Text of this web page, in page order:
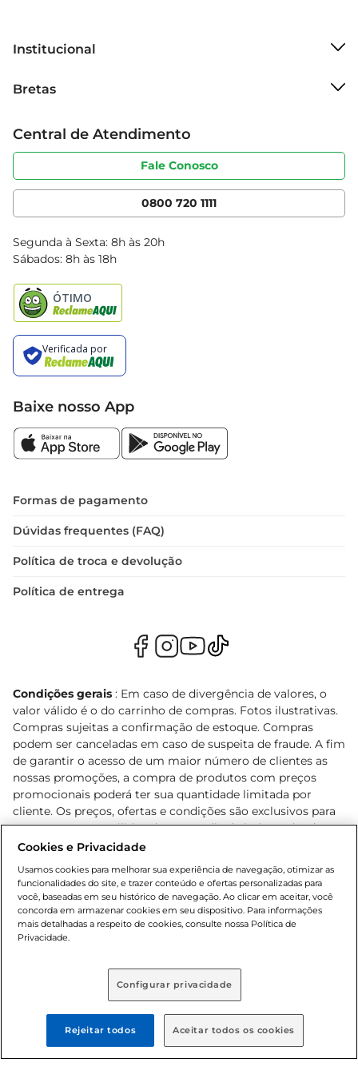
Institucional
Grupo Cencosud
Sobre privacidade
Portal do fornecedor
Cencosud Media
Bretas
Produtos Bretas
Código de ética
Serviços
Clube Bretas
Blog Bretas
Black Friday
Central de Atendimento
Fale Conosco
0800 720 1111
Segunda à Sexta: 8h às 20h
Sábados: 8h às 18h
Baixe nosso App
Formas de pagamento
Dúvidas frequentes (FAQ)
Política de troca e devolução
Política de entrega
Condições gerais : Em caso de divergência de valores, o
valor válido é o do carrinho de compras. Fotos ilustrativas.
Compras sujeitas a confirmação de estoque. Compras
podem ser canceladas em caso de suspeita de fraude. A fim
de garantir o acesso de um maior número de clientes as
nossas promoções, a compra de produtos com preços
promocionais poderá ter sua quantidade limitada por
cliente. Os preços, ofertas e condições são exclusivos para
o e-commerce e válidos durante o dia de hoje, podendo
sofrer alterações sem prévia notificação. Proibida a venda
Lei n.º 8069/90, art. 81, inciso II (Estatuto da Criança e do
Adolescente). Preços e condições exclusivos para o
www.bretas.com.br, podendo sofrer alterações sem aviso
prévio. O valor mínimo para as compras on-line é de R$
80,00.
© 2025 Copyright. Todos os direitos
reservados Bretas.
Cookies e Privacidade
Usamos cookies para melhorar sua experiência de navegação, otimizar as
funcionalidades do site, e trazer conteúdo e ofertas personalizadas para
você, baseadas em seu histórico de navegação. Ao clicar em aceitar, você
concorda em armazenar cookies em seu dispositivo. Para informações
mais detalhadas a respeito de cookies, consulte nossa Política de
Privacidade.
Configurar privacidade
Rejeitar todos Aceitar todos os cookies